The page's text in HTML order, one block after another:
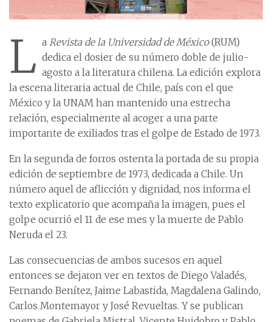
L a Revista de la Universidad de México(RUM)
dedica el dosier de su número doble de julio-
agosto a la literatura chilena. La edición explora
la escena literaria actual de Chile, país con el que
México y la UNAM han mantenido una estrecha
relación, especialmente al acoger a una parte
importante de exiliados tras el golpe de Estado de 1973.
En la segunda de forros ostenta la portada de su propia
edición de septiembre de 1973, dedicada a Chile. Un
número aquel de aflicción y dignidad, nos informa el
texto explicatorio que acompaña la imagen, pues el
golpe ocurrió el 11 de ese mes y la muerte de Pablo
Neruda el 23.
Las consecuencias de ambos sucesos en aquel
entonces se dejaron ver en textos de Diego Valadés,
Fernando Benítez, Jaime Labastida, Magdalena Galindo,
Carlos Montemayor y José Revueltas. Y se publican